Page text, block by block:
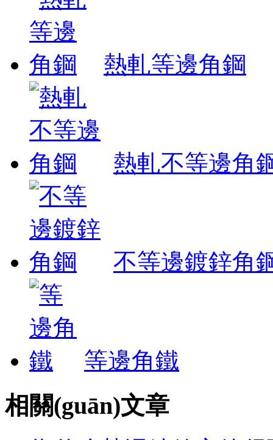
熱軋等邊角鋼
熱軋不等邊角
不等邊鍍鋅角
等邊角鐵
相關(guān)文章